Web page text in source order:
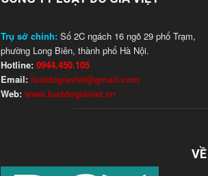
Trụ sở chính: Số 2C ngách 16 ngõ 29 phố Trạm,
phường Long Biên, thành phố Hà Nội.
Hotline: 0944.450.105
Email: luatdogiaviet@gmail.com
Web: www.luatdogiaviet.vn